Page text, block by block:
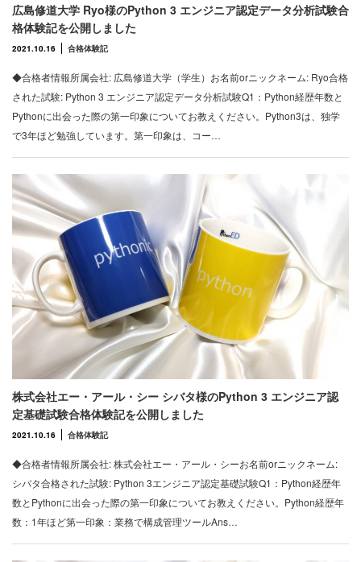
広島修道大学 Ryo様のPython 3 エンジニア認定データ分析試験合
格体験記を公開しました
2021.10.16 合格体験記
◆合格者情報所属会社: 広島修道大学（学生）お名前orニックネーム: Ryo合格
された試験: Python 3 エンジニア認定データ分析試験Q1：Python経歴年数と
Pythonに出会った際の第一印象についてお教えください。Python3は、独学
で3年ほど勉強しています。第一印象は、コー…
株式会社エー・アール・シー シバタ様のPython 3 エンジニア認
定基礎試験合格体験記を公開しました
2021.10.16 合格体験記
◆合格者情報所属会社: 株式会社エー・アール・シーお名前orニックネーム:
シバタ合格された試験: Python 3エンジニア認定基礎試験Q1：Python経歴年
数とPythonに出会った際の第一印象についてお教えください。Python経歴年
数：1年ほど第一印象：業務で構成管理ツールAns…